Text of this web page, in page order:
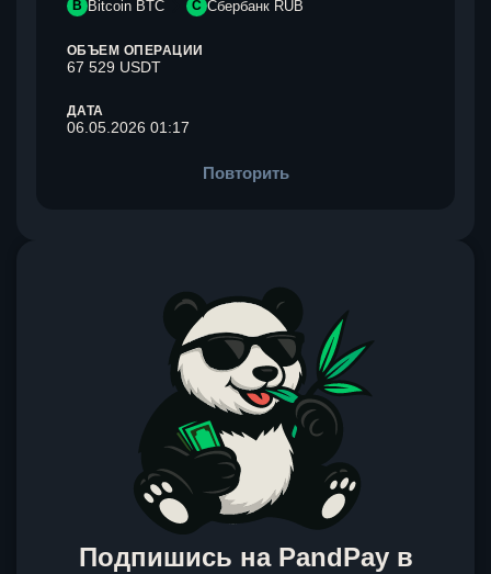
B Bitcoin BTC С Сбербанк RUB
ОБЪЕМ ОПЕРАЦИИ
67 529 USDT
ДАТА
06.05.2026 01:17
Повторить
Подпишись на PandPay в